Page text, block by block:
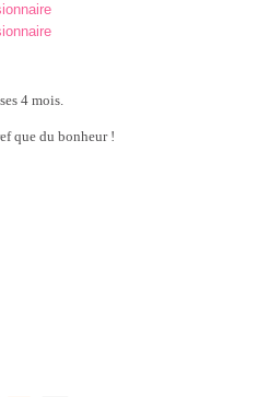
4 mois.
que du bonheur !